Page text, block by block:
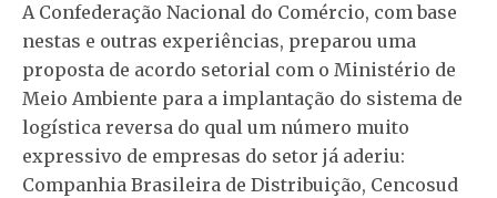
A Confederação Nacional do Comércio, com base
nestas e outras experiências, preparou uma
proposta de acordo setorial com o Ministério de
Meio Ambiente para a implantação do sistema de
logística reversa do qual um número muito
expressivo de empresas do setor já aderiu:
Companhia Brasileira de Distribuição, Cencosud